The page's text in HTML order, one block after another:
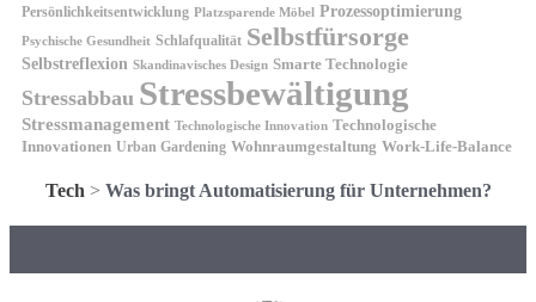
Persönlichkeitsentwicklung Platzsparende Möbel Prozessoptimierung
Psychische Gesundheit Schlafqualität Selbstfürsorge
Selbstreflexion Skandinavisches Design Smarte Technologie
Stressabbau Stressbewältigung
Stressmanagement Technologische Innovation Technologische
Innovationen Urban Gardening Wohnraumgestaltung Work-Life-Balance
Tech > Was bringt Automatisierung für Unternehmen?